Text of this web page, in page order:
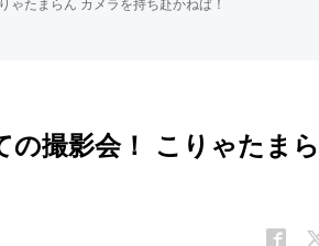
ゃたまらん カメラを持ち赴かねば！
の撮影会！ こりゃたまら